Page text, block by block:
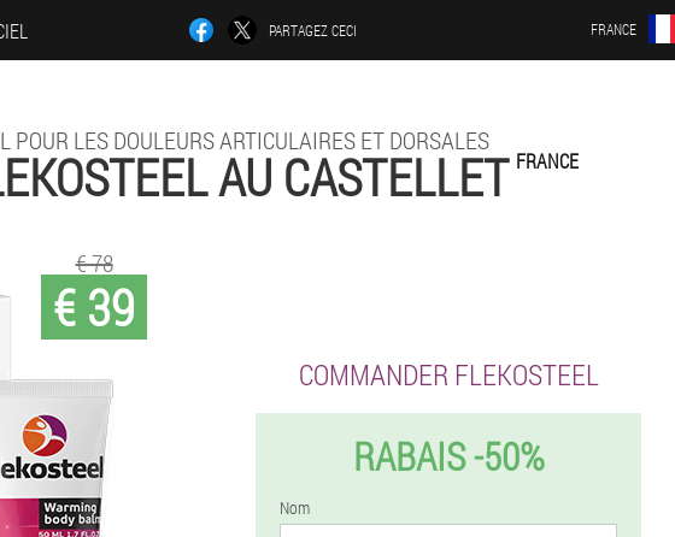
PARTAGEZ CECI FRANCE
POUR LES DOULEURS ARTICULAIRES ET DORSALES
AU CASTELLET FRANCE
€ 39
€ 78
COMMANDER FLEKOSTEEL
RABAIS -50%
Nom